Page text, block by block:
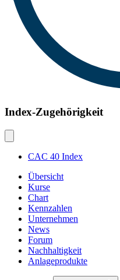
Index-Zugehörigkeit
CAC 40 Index
Übersicht
Kurse
Chart
Kennzahlen
Unternehmen
News
Forum
Nachhaltigkeit
Anlageprodukte